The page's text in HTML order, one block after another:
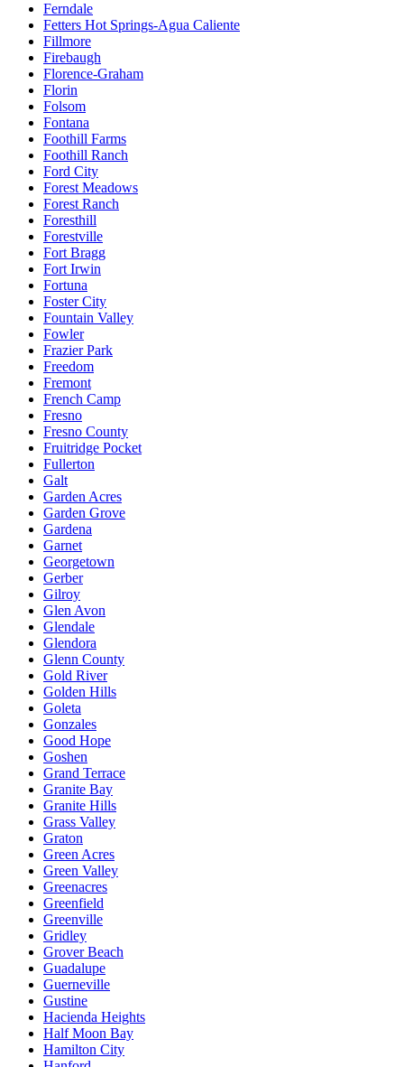
Ferndale
Fetters Hot Springs-Agua Caliente
Fillmore
Firebaugh
Florence-Graham
Florin
Folsom
Fontana
Foothill Farms
Foothill Ranch
Ford City
Forest Meadows
Forest Ranch
Foresthill
Forestville
Fort Bragg
Fort Irwin
Fortuna
Foster City
Fountain Valley
Fowler
Frazier Park
Freedom
Fremont
French Camp
Fresno
Fresno County
Fruitridge Pocket
Fullerton
Galt
Garden Acres
Garden Grove
Gardena
Garnet
Georgetown
Gerber
Gilroy
Glen Avon
Glendale
Glendora
Glenn County
Gold River
Golden Hills
Goleta
Gonzales
Good Hope
Goshen
Grand Terrace
Granite Bay
Granite Hills
Grass Valley
Graton
Green Acres
Green Valley
Greenacres
Greenfield
Greenville
Gridley
Grover Beach
Guadalupe
Guerneville
Gustine
Hacienda Heights
Half Moon Bay
Hamilton City